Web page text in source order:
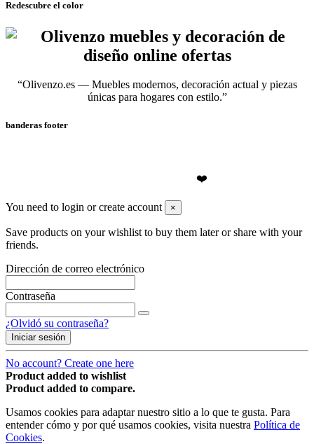
Redescubre el color
“Olivenzo.es — Muebles modernos, decoración actual y piezas
únicas para hogares con estilo.”
banderas footer
❤️
You need to login or create account ×
Save products on your wishlist to buy them later or share with your
friends.
Dirección de correo electrónico
Contraseña
¿Olvidó su contraseña?
Iniciar sesión
No account? Create one here
Product added to wishlist
Product added to compare.
Usamos cookies para adaptar nuestro sitio a lo que te gusta. Para
entender cómo y por qué usamos cookies, visita nuestra Política de
Cookies.